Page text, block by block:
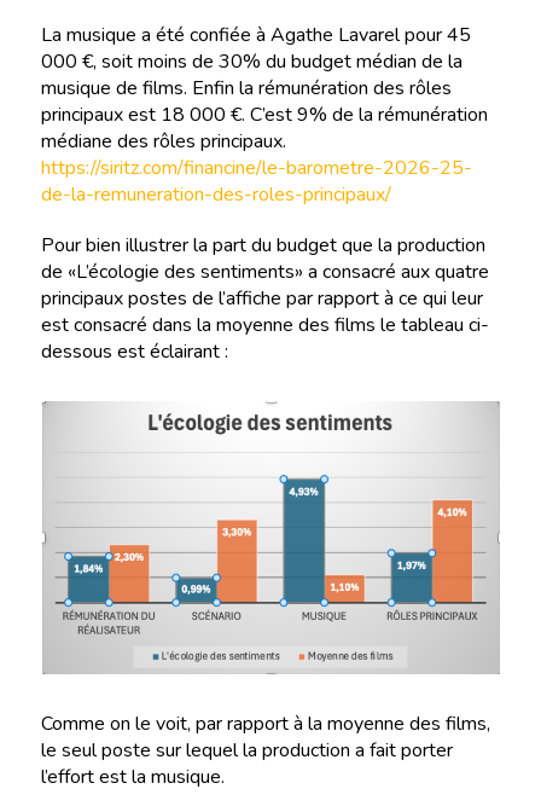
La musique a été confiée à Agathe Lavarel pour 45
000 €, soit moins de 30% du budget médian de la
musique de films. Enfin la rémunération des rôles
principaux est 18 000 €. C’est 9% de la rémunération
médiane des rôles principaux.
https://siritz.com/financine/le-barometre-2026-25-
de-la-remuneration-des-roles-principaux/
Pour bien illustrer la part du budget que la production
de «L’écologie des sentiments» a consacré aux quatre
principaux postes de l’affiche par rapport à ce qui leur
est consacré dans la moyenne des films le tableau ci-
dessous est éclairant :
Comme on le voit, par rapport à la moyenne des films,
le seul poste sur lequel la production a fait porter
l’effort est la musique.